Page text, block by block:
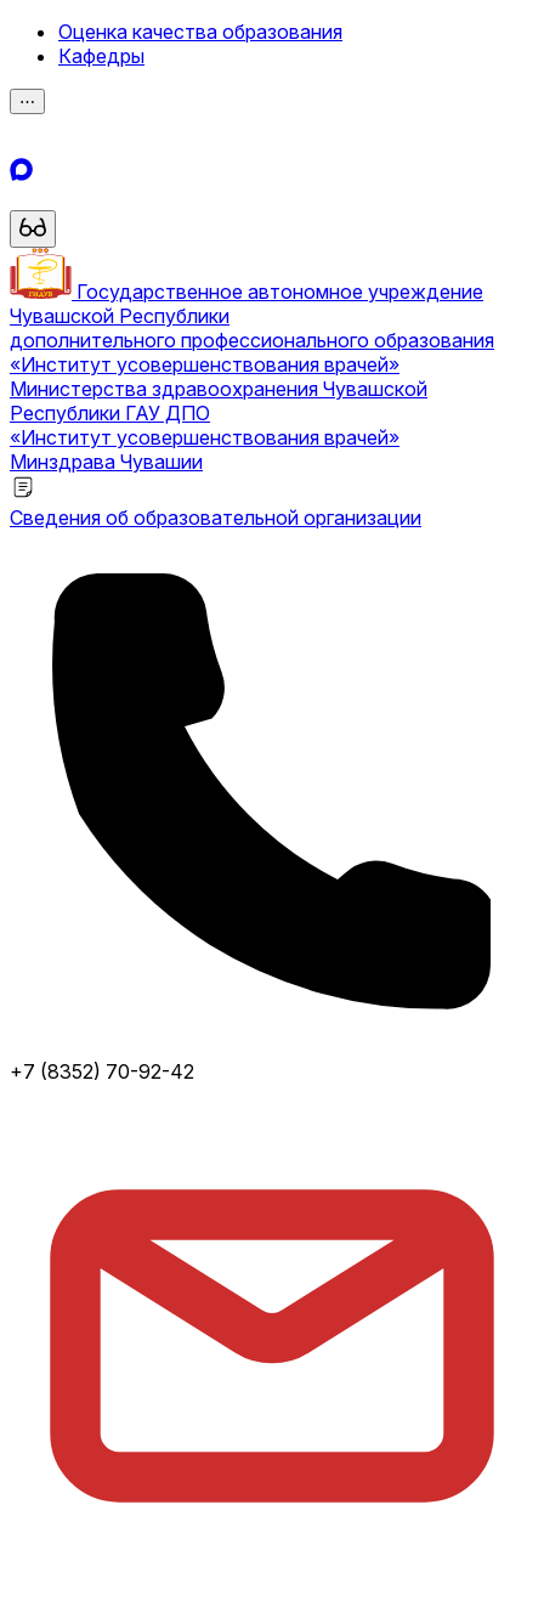
Оценка качества образования
Кафедры
⋯
Государственное автономное учреждение
Чувашской Республики
дополнительного профессионального образования
«Институт усовершенствования врачей»
Министерства здравоохранения Чувашской
Республики ГАУ ДПО
«Институт усовершенствования врачей»
Минздрава Чувашии
Сведения об образовательной организации
+7 (8352) 70-92-42